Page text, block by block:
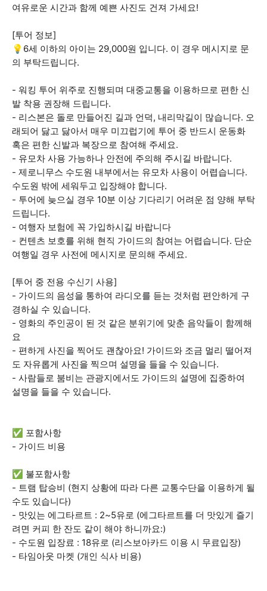
여유로운 시간과 함께 예쁜 사진도 건져 가세요!
[투어 정보]
💡6세 이하의 아이는 29,000원 입니다. 이 경우 메시지로 문
의 부탁드립니다.
- 워킹 투어 위주로 진행되며 대중교통을 이용하므로 편한 신
발 착용 권장해 드립니다.
- 리스본은 돌로 만들어진 길과 언덕, 내리막길이 많습니다. 오
래되어 닳고 닳아서 매우 미끄럽기에 투어 중 반드시 운동화
혹은 편한 신발과 복장으로 참여해 주세요.
- 유모차 사용 가능하나 안전에 주의해 주시길 바랍니다.
- 제로니무스 수도원 내부에서는 유모차 사용이 어렵습니다.
수도원 밖에 세워두고 입장해야 합니다.
- 투어에 늦으실 경우 10분 이상 기다리기 어려운 점 양해 부탁
드립니다.
- 여행자 보험에 꼭 가입하시길 바랍니다
- 컨텐츠 보호를 위해 현직 가이드의 참여는 어렵습니다. 단순
여행일 경우 사전에 메시지로 문의해 주세요.
[투어 중 전용 수신기 사용]
- 가이드의 음성을 통하여 라디오를 듣는 것처럼 편안하게 구
경하실 수 있습니다.
- 영화의 주인공이 된 것 같은 분위기에 맞춘 음악들이 함께해
요
- 편하게 사진을 찍어도 괜찮아요! 가이드와 조금 멀리 떨어져
도 자유롭게 사진을 찍으며 설명을 들을 수 있습니다.
- 사람들로 붐비는 관광지에서도 가이드의 설명에 집중하여
설명을 들을 수 있습니다.
✅ 포함사항
- 가이드 비용
✅ 불포함사항
- 트램 탑승비 (현지 상황에 따라 다른 교통수단을 이용하게 될
수도 있습니다)
- 맛있는 에그타르트 : 2~5유로 (에그타르트를 더 맛있게 즐기
려면 커피 한 잔도 같이 해야 하니까요:)
- 수도원 입장료 : 18유로 (리스보아카드 이용 시 무료입장)
- 타임아웃 마켓 (개인 식사 비용)